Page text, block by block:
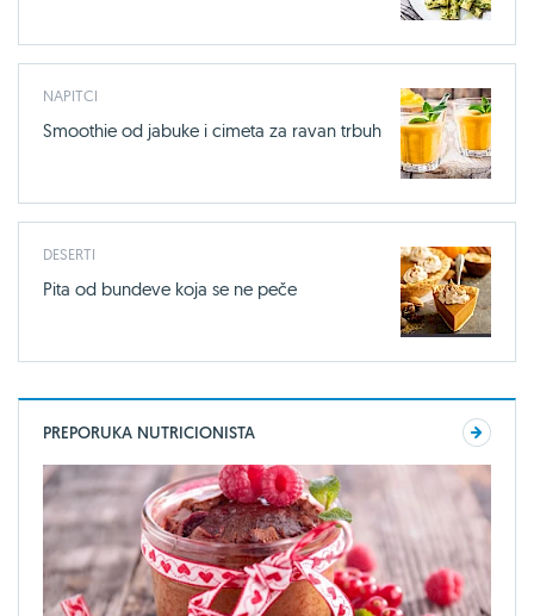
NAPITCI
Smoothie od jabuke i cimeta za ravan trbuh
DESERTI
Pita od bundeve koja se ne peče
PREPORUKA NUTRICIONISTA